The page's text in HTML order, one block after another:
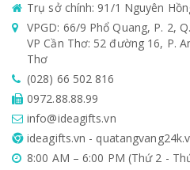
Trụ sở chính: 91/1 Nguyên
VPGD: 66/9 Phổ Quang, P. 2,
VP Cần Thơ: 52 đường 16, P.
Thơ
(028) 66 502 816
0972.88.88.99
info@ideagifts.vn
ideagifts.vn -
8:00 AM – 6:00 PM (Thứ 2 -